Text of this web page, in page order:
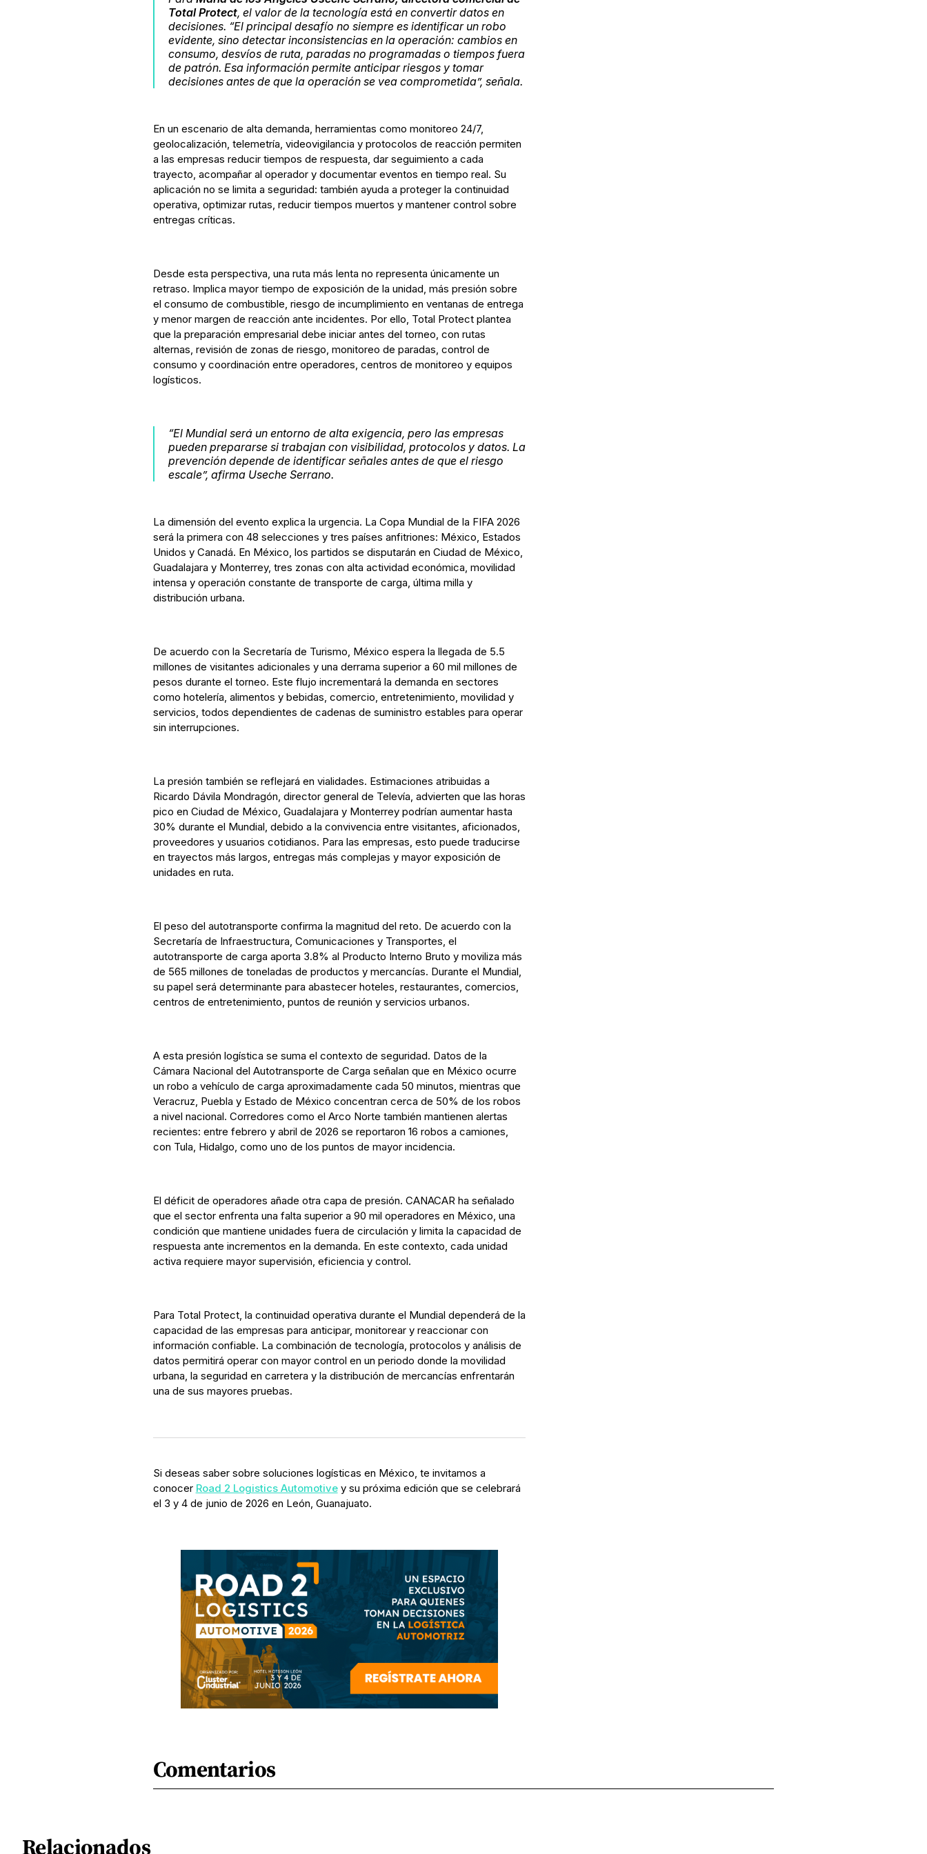
Total Protect, el valor de la tecnología está en convertir datos en
decisiones. “El principal desafío no siempre es identificar un robo
evidente, sino detectar inconsistencias en la operación: cambios en
consumo, desvíos de ruta, paradas no programadas o tiempos fuera
de patrón. Esa información permite anticipar riesgos y tomar
decisiones antes de que la operación se vea comprometida”, señala.
En un escenario de alta demanda, herramientas como monitoreo 24/7,
geolocalización, telemetría, videovigilancia y protocolos de reacción permiten
a las empresas reducir tiempos de respuesta, dar seguimiento a cada
trayecto, acompañar al operador y documentar eventos en tiempo real. Su
aplicación no se limita a seguridad: también ayuda a proteger la continuidad
operativa, optimizar rutas, reducir tiempos muertos y mantener control sobre
entregas críticas.
Desde esta perspectiva, una ruta más lenta no representa únicamente un
retraso. Implica mayor tiempo de exposición de la unidad, más presión sobre
el consumo de combustible, riesgo de incumplimiento en ventanas de entrega
y menor margen de reacción ante incidentes. Por ello, Total Protect plantea
que la preparación empresarial debe iniciar antes del torneo, con rutas
alternas, revisión de zonas de riesgo, monitoreo de paradas, control de
consumo y coordinación entre operadores, centros de monitoreo y equipos
logísticos.
“El Mundial será un entorno de alta exigencia, pero las empresas
pueden prepararse si trabajan con visibilidad, protocolos y datos. La
prevención depende de identificar señales antes de que el riesgo
escale”, afirma Useche Serrano.
La dimensión del evento explica la urgencia. La Copa Mundial de la FIFA 2026
será la primera con 48 selecciones y tres países anfitriones: México, Estados
Unidos y Canadá. En México, los partidos se disputarán en Ciudad de México,
Guadalajara y Monterrey, tres zonas con alta actividad económica, movilidad
intensa y operación constante de transporte de carga, última milla y
distribución urbana.
De acuerdo con la Secretaría de Turismo, México espera la llegada de 5.5
millones de visitantes adicionales y una derrama superior a 60 mil millones de
pesos durante el torneo. Este flujo incrementará la demanda en sectores
como hotelería, alimentos y bebidas, comercio, entretenimiento, movilidad y
servicios, todos dependientes de cadenas de suministro estables para operar
sin interrupciones.
La presión también se reflejará en vialidades. Estimaciones atribuidas a
Ricardo Dávila Mondragón, director general de Televía, advierten que las horas
pico en Ciudad de México, Guadalajara y Monterrey podrían aumentar hasta
30% durante el Mundial, debido a la convivencia entre visitantes, aficionados,
proveedores y usuarios cotidianos. Para las empresas, esto puede traducirse
en trayectos más largos, entregas más complejas y mayor exposición de
unidades en ruta.
El peso del autotransporte confirma la magnitud del reto. De acuerdo con la
Secretaría de Infraestructura, Comunicaciones y Transportes, el
autotransporte de carga aporta 3.8% al Producto Interno Bruto y moviliza más
de 565 millones de toneladas de productos y mercancías. Durante el Mundial,
su papel será determinante para abastecer hoteles, restaurantes, comercios,
centros de entretenimiento, puntos de reunión y servicios urbanos.
A esta presión logística se suma el contexto de seguridad. Datos de la
Cámara Nacional del Autotransporte de Carga señalan que en México ocurre
un robo a vehículo de carga aproximadamente cada 50 minutos, mientras que
Veracruz, Puebla y Estado de México concentran cerca de 50% de los robos
a nivel nacional. Corredores como el Arco Norte también mantienen alertas
recientes: entre febrero y abril de 2026 se reportaron 16 robos a camiones,
con Tula, Hidalgo, como uno de los puntos de mayor incidencia.
El déficit de operadores añade otra capa de presión. CANACAR ha señalado
que el sector enfrenta una falta superior a 90 mil operadores en México, una
condición que mantiene unidades fuera de circulación y limita la capacidad de
respuesta ante incrementos en la demanda. En este contexto, cada unidad
activa requiere mayor supervisión, eficiencia y control.
Para Total Protect, la continuidad operativa durante el Mundial dependerá de la
capacidad de las empresas para anticipar, monitorear y reaccionar con
información confiable. La combinación de tecnología, protocolos y análisis de
datos permitirá operar con mayor control en un periodo donde la movilidad
urbana, la seguridad en carretera y la distribución de mercancías enfrentarán
una de sus mayores pruebas.
Si deseas saber sobre soluciones logísticas en México, te invitamos a
conocer Road 2 Logistics Automotivey su próxima edición que se celebrará
el 3 y 4 de junio de 2026 en León, Guanajuato.
Comentarios
Relacionados